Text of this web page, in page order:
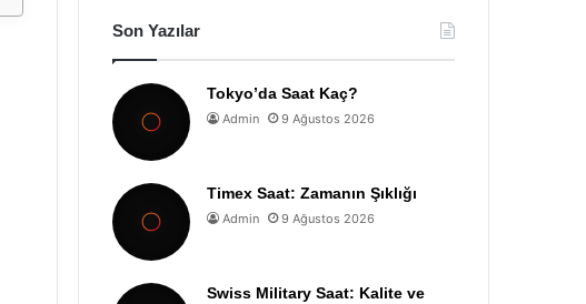
Son Yazılar
Tokyo’da Saat Kaç?
Admin 9 Ağustos 2026
Timex Saat: Zamanın Şıklığı
Admin 9 Ağustos 2026
Swiss Military Saat: Kalite ve